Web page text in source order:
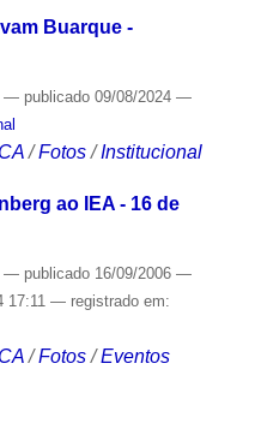
Buarque -
— publicado09/08/2024 —
/Fotos /Institucional
ao IEA - 16 de
— publicado16/09/2006 —
17:11 — registrado em:
/Fotos /Eventos